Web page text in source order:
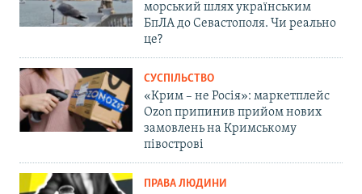
морський шлях українським
БпЛА до Севастополя. Чи реально
це?
СУСПІЛЬСТВО
«Крим – не Росія»: маркетплейс
Ozon припинив прийом нових
замовлень на Кримському
півострові
ПРАВА ЛЮДИНИ